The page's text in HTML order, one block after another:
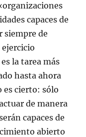
capaces de
siempre de
ejercicio
la tarea más
hasta ahora
es cierto: sólo
de manera
capaces de
abierto